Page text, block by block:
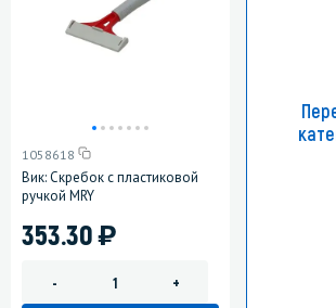
1058618
Вик: Скребок с пластиковой
ручкой MRY
353.30)
- +